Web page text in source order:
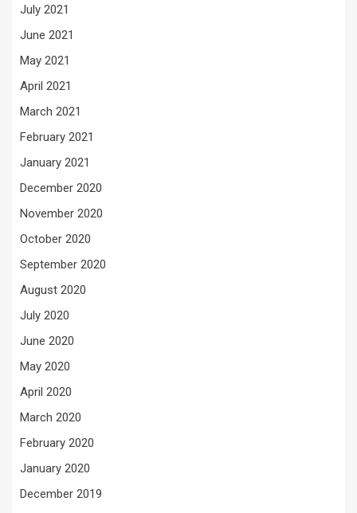
July 2021
June 2021
May 2021
April 2021
March 2021
February 2021
January 2021
December 2020
November 2020
October 2020
September 2020
August 2020
July 2020
June 2020
May 2020
April 2020
March 2020
February 2020
January 2020
December 2019